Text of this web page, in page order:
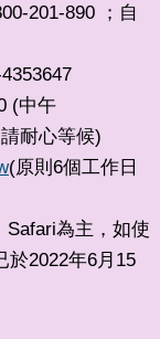
201-890 ；自
(中午
耐心等候)
(原則6個工作日
Safari為主，如使
於2022年6月15